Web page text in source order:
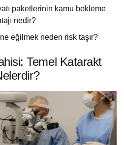
paketlerinin kamu bekleme
nedir?
eğilmek neden risk taşır?
Temel Katarakt